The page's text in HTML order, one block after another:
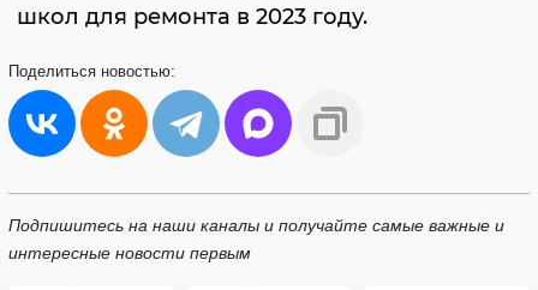
школ для ремонта в 2023 году.
Поделиться новостью:
Подпишитесь на наши каналы и получайте самые важные и
интересные новости первым